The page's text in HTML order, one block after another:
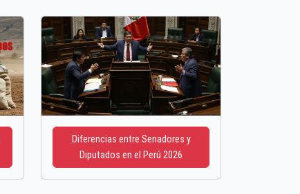
Diferencias entre Senadores y
Diputados en el Perú 2026